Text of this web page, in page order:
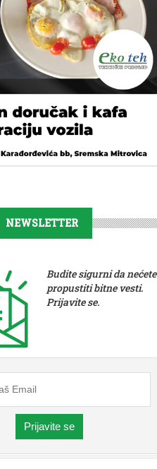
NEWSLETTER
Budite sigurni da nećete
propustiti bitne vesti.
Prijavite se.
Prijavite se